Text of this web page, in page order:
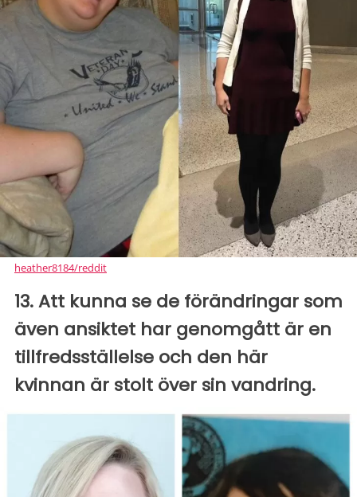
heather8184/reddit
13. Att kunna se de förändringar som
även ansiktet har genomgått är en
tillfredsställelse och den här
kvinnan är stolt över sin vandring.